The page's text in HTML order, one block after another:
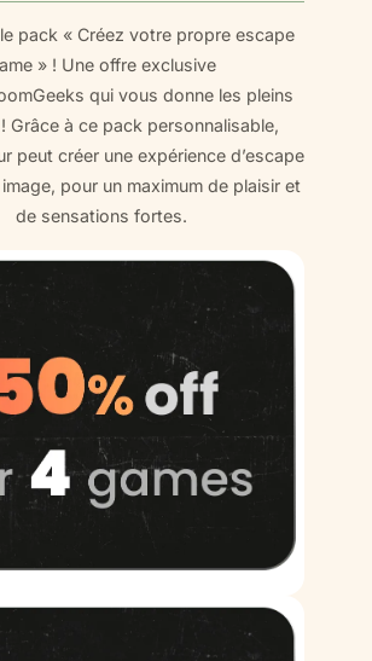
pack « Créez votre propre escape
» ! Une offre exclusive
qui vous donne les pleins
Grâce à ce pack personnalisable,
peut créer une expérience d’escape
pour un maximum de plaisir et
de sensations fortes.